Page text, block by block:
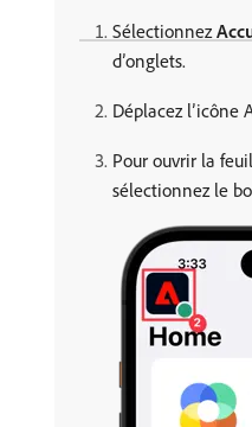
Sélectionnez
d’onglets.
Déplacez l’icône
Pour ouvrir la
sélectionnez le